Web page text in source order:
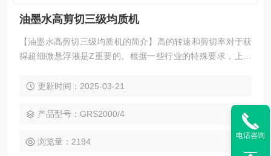
油墨水高剪切三级均质机
【油墨水高剪切三级均质机的简介】高的转速和剪切率对于获
得超细微悬浮液是Z重要的。根据一些行业的特殊要求，上海
可以超过10000rpm，转子的速度可以达到40m/s。在该速度范
范围小到纳米级。剪切力更强，乳液的粒径分布就更窄。
更新时间：2025-03-21
产品型号：GRS2000/4
浏览量：2194
电话咨询